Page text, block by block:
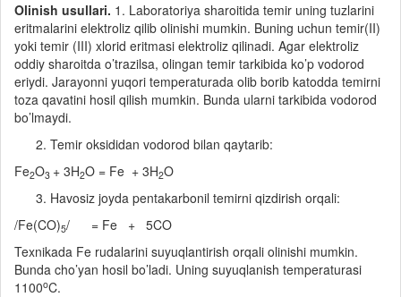
Olinish usullari. 1. Laboratoriya sharoitida temir uning tuzlarini
eritmalarini elektroliz qilib olinishi mumkin. Buning uchun temir(II)
yoki temir (III) xlorid eritmasi elektroliz qilinadi. Agar elektroliz
oddiy sharoitda o’trazilsa, olingan temir tarkibida ko’p vodorod
eriydi. Jarayonni yuqori temperaturada olib borib katodda temirni
toza qavatini hosil qilish mumkin. Bunda ularni tarkibida vodorod
bo’lmaydi.
Temir oksididan vodorod bilan qaytarib:
Fe2O3 + 3H2O = Fe + 3H2O
Havosiz joyda pentakarbonil temirni qizdirish orqali:
/Fe(CO)5/ = Fe + 5CO
Texnikada Fe rudalarini suyuqlantirish orqali olinishi mumkin.
Bunda cho’yan hosil bo’ladi. Uning suyuqlanish temperaturasi
1100oC.